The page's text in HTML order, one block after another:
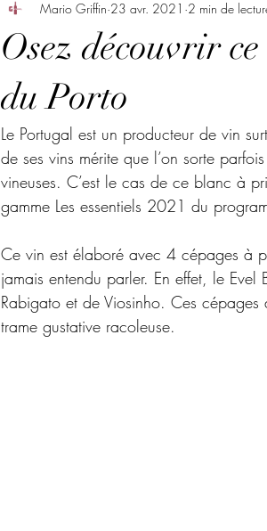
Osez découvrir
du Porto
Mario Griffin 23 avr. 2021 2 min de
Le Portugal est un producteur de vin
de ses vins mérite que l’on sorte
vineuses. C’est le cas de ce blanc à
gamme Les essentiels 2021 du
Ce vin est élaboré avec 4 cépages à
jamais entendu parler. En effet, le
Rabigato et de Viosinho. Ces cépages
trame gustative racoleuse.